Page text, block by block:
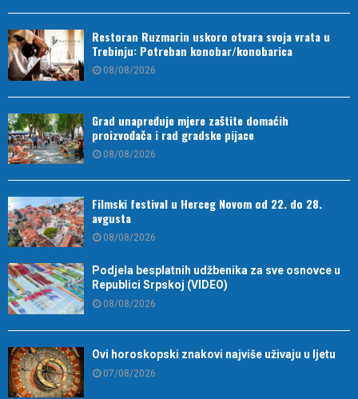
Restoran Ruzmarin uskoro otvara svoja vrata u
Trebinju: Potreban konobar/konobarica
08/08/2026
Grad unapređuje mjere zaštite domaćih
proizvođača i rad gradske pijace
08/08/2026
Filmski festival u Herceg Novom od 22. do 28.
avgusta
08/08/2026
Podjela besplatnih udžbenika za sve osnovce u
Republici Srpskoj (VIDEO)
08/08/2026
Ovi horoskopski znakovi najviše uživaju u ljetu
07/08/2026